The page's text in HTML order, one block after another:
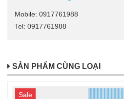
Mobile: 0917761988
Tel: 0917761988
SẢN PHẨM CÙNG LOẠI
Sale